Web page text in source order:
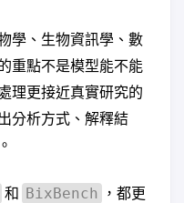
學、生物資訊學、數
重點不是模型能不能
理更接近真實研究的
分析方式、解釋結
和 BixBench
，都更